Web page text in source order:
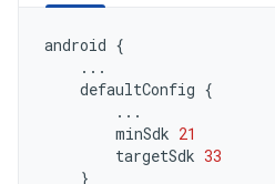
android {
...
defaultConfig {
...
minSdk 21
targetSdk 33
}